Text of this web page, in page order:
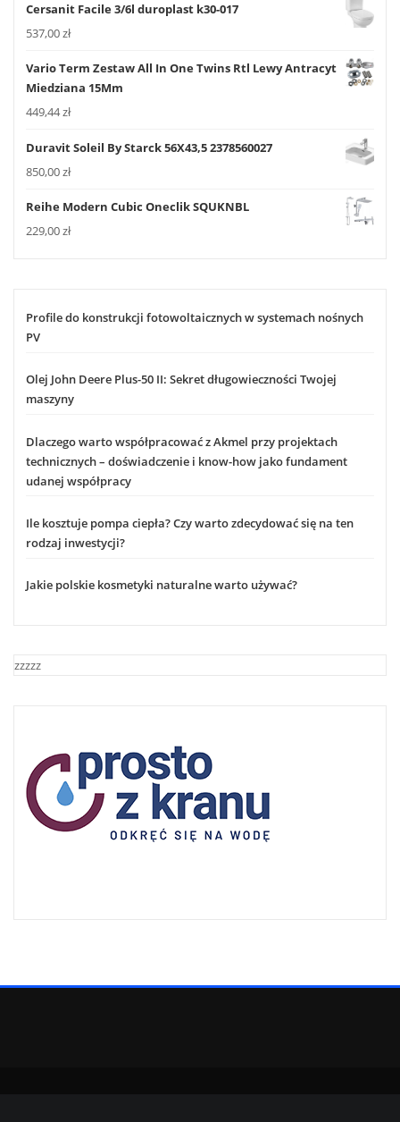
Cersanit Facile 3/6l duroplast k30-017
537,00zł
Vario Term Zestaw All In One Twins Rtl Lewy Antracyt
Miedziana 15Mm
449,44zł
Duravit Soleil By Starck 56X43,5 2378560027
850,00zł
Reihe Modern Cubic Oneclik SQUKNBL
229,00zł
Profile do konstrukcji fotowoltaicznych w systemach nośnych
PV
Olej John Deere Plus-50 II: Sekret długowieczności Twojej
maszyny
Dlaczego warto współpracować z Akmel przy projektach
technicznych – doświadczenie i know-how jako fundament
udanej współpracy
Ile kosztuje pompa ciepła? Czy warto zdecydować się na ten
rodzaj inwestycji?
Jakie polskie kosmetyki naturalne warto używać?
zzzzz